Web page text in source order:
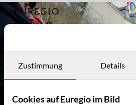
EUREGIO
IM BILD
Archiv
Kontakt
Archiv 12330
Zustimmung Details
Cookies auf Euregio im Bild